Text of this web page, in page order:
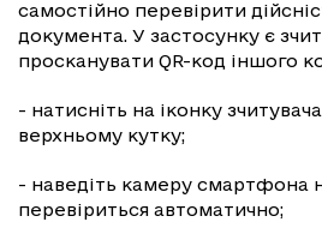
самостійно перевірити
документа. У застосунку є
просканувати QR-код іншого
- натисніть на іконку
верхньому кутку;
- наведіть камеру смартфона
перевіриться автоматично;